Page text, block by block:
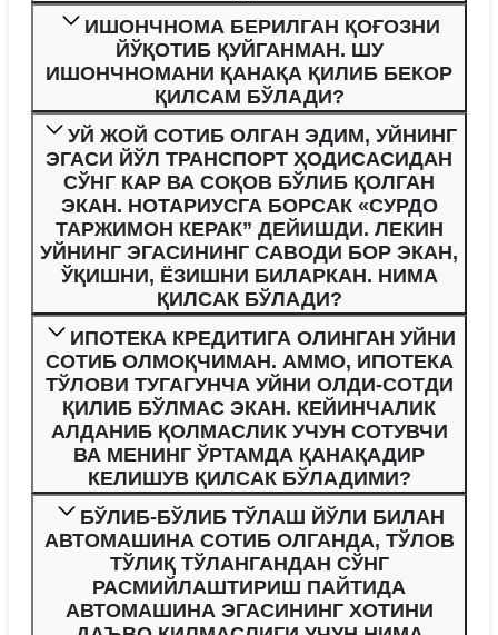
ИШОНЧНОМА БЕРИЛГАН ҚОҒОЗНИ
ЙЎҚОТИБ ҚУЙГАНМАН. ШУ
ИШОНЧНОМАНИ ҚАНАҚА ҚИЛИБ БЕКОР
ҚИЛСАМ БЎЛАДИ?
УЙ ЖОЙ СОТИБ ОЛГАН ЭДИМ, УЙНИНГ
ЭГАСИ ЙЎЛ ТРАНСПОРТ ҲОДИСАСИДАН
СЎНГ КАР ВА СОҚОВ БЎЛИБ ҚОЛГАН
ЭКАН. НОТАРИУСГА БОРСАК «СУРДО
ТАРЖИМОН КЕРАК” ДЕЙИШДИ. ЛЕКИН
УЙНИНГ ЭГАСИНИНГ САВОДИ БОР ЭКАН,
ЎҚИШНИ, ЁЗИШНИ БИЛАРКАН. НИМА
ҚИЛСАК БЎЛАДИ?
ИПОТЕКА КРЕДИТИГА ОЛИНГАН УЙНИ
СОТИБ ОЛМОҚЧИМАН. АММО, ИПОТЕКА
ТЎЛОВИ ТУГАГУНЧА УЙНИ ОЛДИ-СОТДИ
ҚИЛИБ БЎЛМАС ЭКАН. КЕЙИНЧАЛИК
АЛДАНИБ ҚОЛМАСЛИК УЧУН СОТУВЧИ
ВА МЕНИНГ ЎРТАМДА ҚАНАҚАДИР
КЕЛИШУВ ҚИЛСАК БЎЛАДИМИ?
БЎЛИБ-БЎЛИБ ТЎЛАШ ЙЎЛИ БИЛАН
АВТОМАШИНА СОТИБ ОЛГАНДА, ТЎЛОВ
ТЎЛИҚ ТЎЛАНГАНДАН СЎНГ
РАСМИЙЛАШТИРИШ ПАЙТИДА
АВТОМАШИНА ЭГАСИНИНГ ХОТИНИ